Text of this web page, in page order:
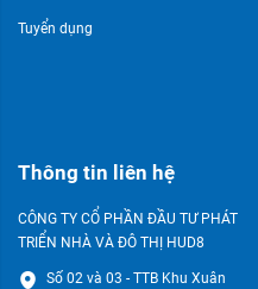
Tuyển dụng
Thông tin liên hệ
CÔNG TY CỔ PHẦN ĐẦU TƯ PHÁT
TRIỂN NHÀ VÀ ĐÔ THỊ HUD8
Số 02 và 03 - TTB Khu Xuân